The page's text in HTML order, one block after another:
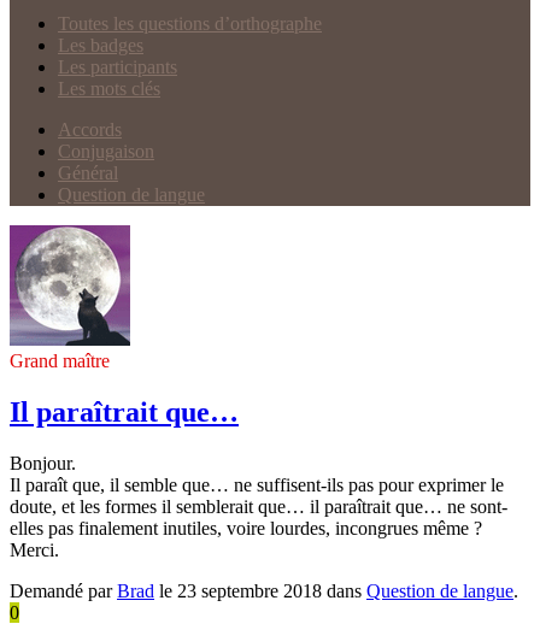
Toutes les questions d’orthographe
Les badges
Les participants
Les mots clés
Accords
Conjugaison
Général
Question de langue
Grand maître
Il paraîtrait que…
Bonjour.
Il paraît que, il semble que… ne suffisent-ils pas pour exprimer le
doute, et les formes il semblerait que… il paraîtrait que… ne sont-
elles pas finalement inutiles, voire lourdes, incongrues même ?
Merci.
Demandé parBrad le 23 septembre 2018 dans Question de langue.
0